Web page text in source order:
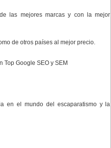
las mejores marcas y con la mejor
de otros países al mejor precio.
Top Google SEO y SEM
en el mundo del escaparatismo y la